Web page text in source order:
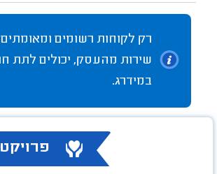
רק לקוחות רשומים
שירות מהעסק, יכולים לתת
במידרג.